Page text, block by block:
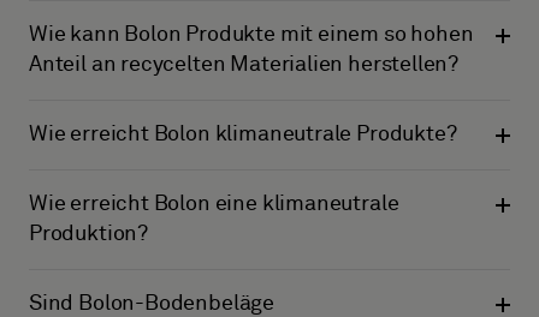
Wie kann Bolon Produkte mit einem so hohen
Anteil an recycelten Materialien herstellen?
Wie erreicht Bolon klimaneutrale Produkte?
Wie erreicht Bolon eine klimaneutrale
Produktion?
Sind Bolon-Bodenbeläge